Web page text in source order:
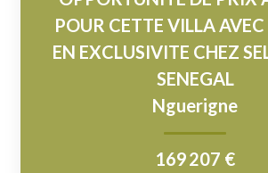
POUR CETTE VILLA
EN EXCLUSIVITE CHEZ
SENEGAL
Nguerigne
169 207 €